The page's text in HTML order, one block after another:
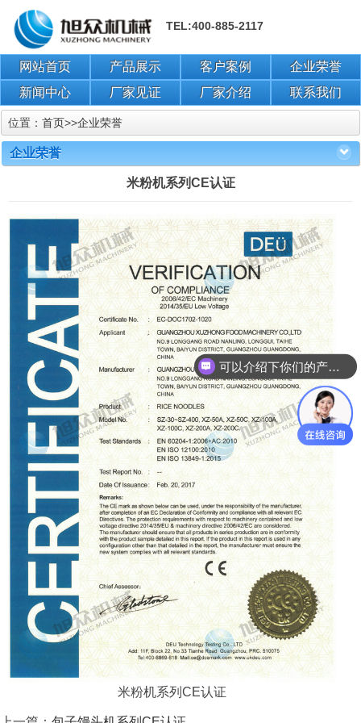
TEL:400-885-2117
网站首页 产品展示 客户案例
企业荣誉
新闻中心
厂家见证 厂家介绍 联系我们
位置： 首页>>企业荣誉
企业荣誉
米粉机系列CE认证
米粉机系列CE认证
可以介绍下你们的产品么？